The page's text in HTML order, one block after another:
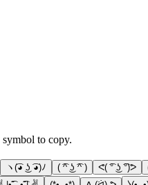
to copy.
ヽ(͡◕ ͜ʖ ͡◕)ﾉ ( ͡^ ͜ʖ ͡^ ) ᕙ( ͡° ͜ʖ ͡°)ᕗ